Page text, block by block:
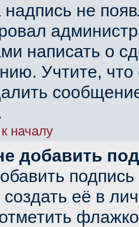
надпись не
написать о
Учтите,
началу
добавить
её в